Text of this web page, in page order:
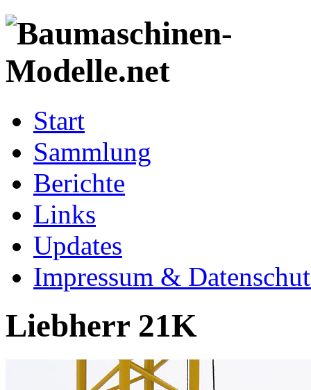
Start
Sammlung
Berichte
Links
Updates
Impressum &
Liebherr 21K